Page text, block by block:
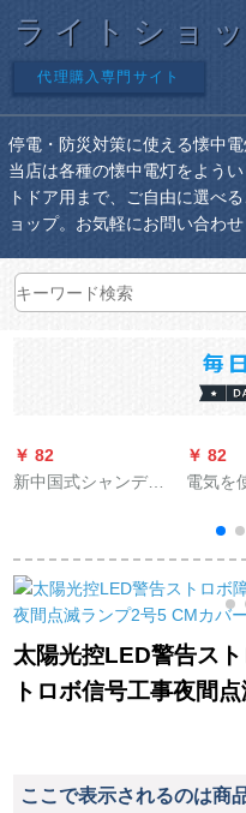
ライトショ
代理購入専門サイト
停電・防災対策に使える懐中
当店は各種の懐中電灯をよう
トドア用まで、ご自由に選べ
ョップ。お気軽にお問い合わせ
￥ 82
新中国式シャンデリ
プで禅意別荘書房レ
ストランの照明器具8
頭を簡単に予約しま
す。
￥ 82
電気を
電電球
エレベ
電気自
太陽光控LED警告ス
トロボ信号工事夜間
ここで表示されるのは商